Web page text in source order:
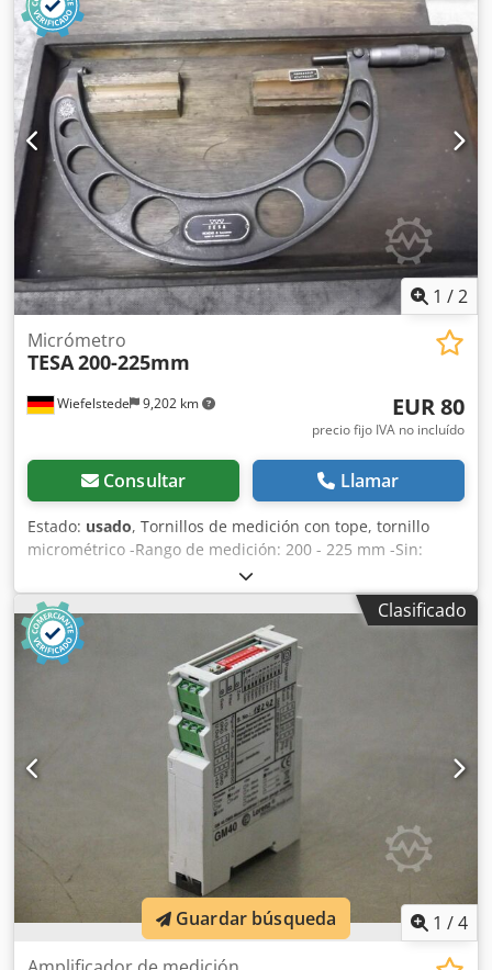
1 /2
Wiefelstede 9,202 km
Micrómetro
TESA200-225mm
EUR 80
precio fijo IVA no incluído
Consultar Llamar
Estado: usado, Tornillos de medición con tope, tornillo
micrométrico -Rango de medición: 200 - 225 mm -Sin:
pieza de referencia -También disponibles: otras
dimensiones Chedpedz Smfefx Alxea -Peso: 1,4 kg
Clasificado
1 /4
Guardar búsqueda